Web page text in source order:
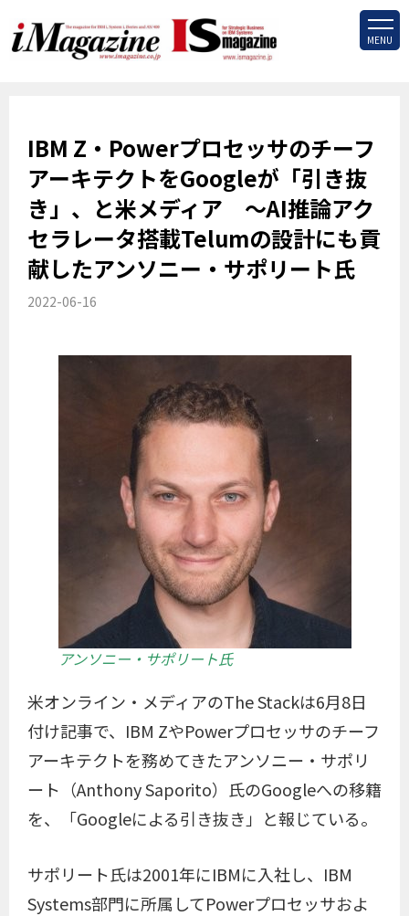
MENU
IBM Z・Powerプロセッサのチーフ
アーキテクトをGoogleが「引き抜
き」、と米メディア ～AI推論アク
セラレータ搭載Telumの設計にも貢
献したアンソニー・サポリート氏
2022-06-16
アンソニー・サポリート氏
米オンライン・メディアのThe Stackは6月8日
付け記事で、IBM ZやPowerプロセッサのチーフ
アーキテクトを務めてきたアンソニー・サポリ
ート（Anthony Saporito）氏のGoogleへの移籍
を、「Googleによる引き抜き」と報じている。
サポリート氏は2001年にIBMに入社し、IBM
Systems部門に所属してPowerプロセッサおよ